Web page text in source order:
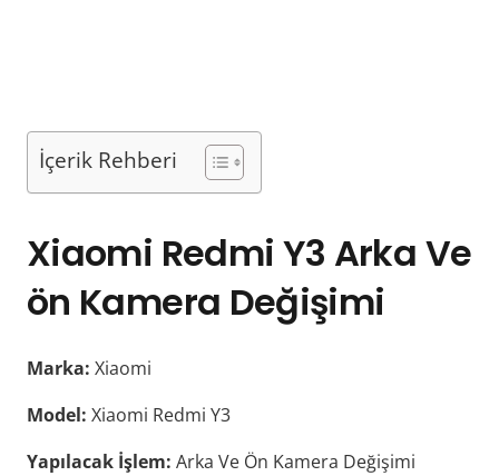
İçerik Rehberi
Xiaomi Redmi Y3 Arka Ve
ön Kamera Değişimi
Marka: Xiaomi
Model: Xiaomi Redmi Y3
Yapılacak İşlem: Arka Ve Ön Kamera Değişimi